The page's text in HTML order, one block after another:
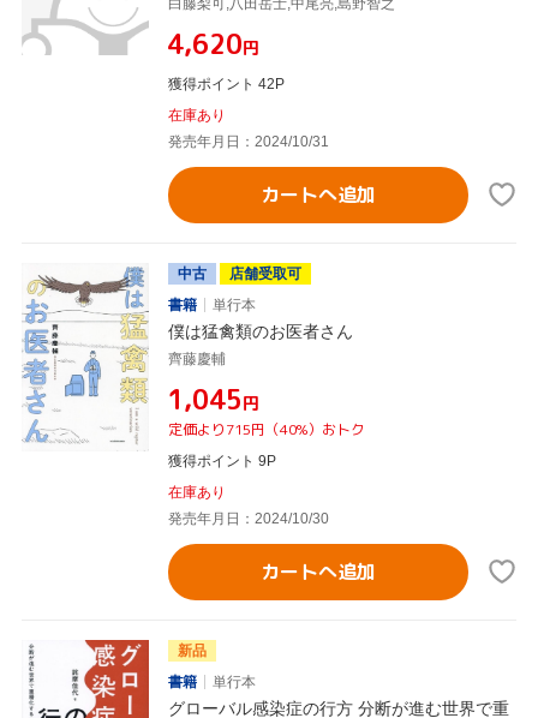
¥4,620円
獲得ポイント 42P
在庫あり
発売年月日：2024/10/31
カートへ追加
中古
店舗受取可
書籍
単行本
僕は猛禽類のお医者さん
齊藤慶輔
¥1,045円
定価より715円（40%）おトク
獲得ポイント 9P
在庫あり
発売年月日：2024/10/30
カートへ追加
新品
書籍
単行本
グローバル感染症の行方 分断が進む世界で重